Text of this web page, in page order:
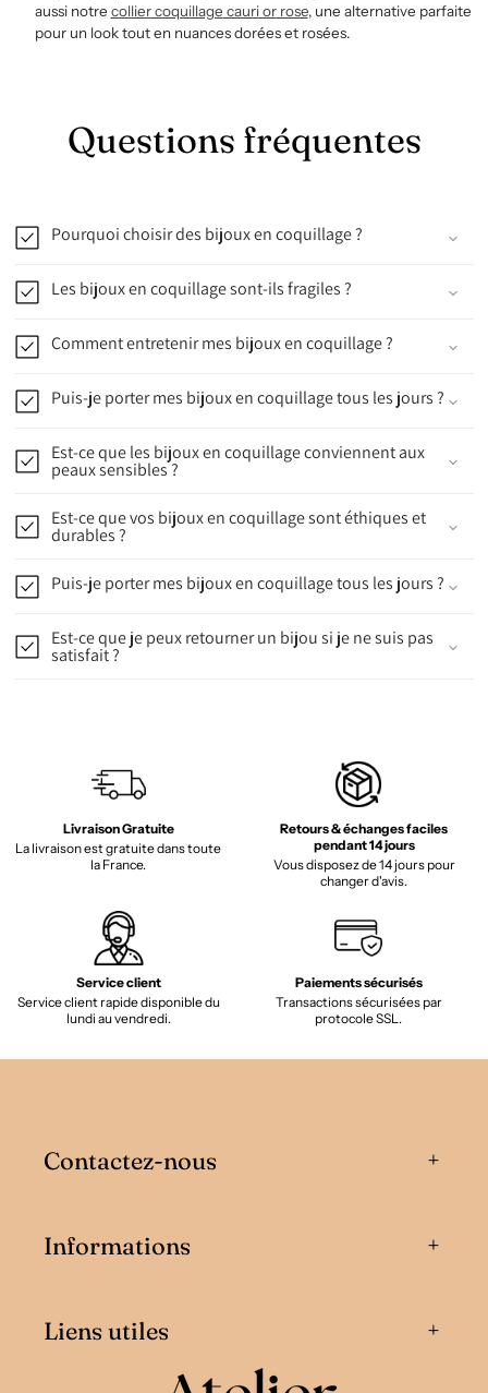
aussi notre colliercoquillage cauriorrose, une alternative parfaite
pour un look tout en nuances dorées et rosées.
Questions fréquentes
Pourquoi choisir des bijoux en coquillage ?
Les bijoux en coquillage sont-ils fragiles ?
Comment entretenir mes bijoux en coquillage ?
Puis-je porter mes bijoux en coquillage tous les jours ?
Est-ce que les bijoux en coquillage conviennent aux
peaux sensibles ?
Est-ce que vos bijoux en coquillage sont éthiques et
durables ?
Puis-je porter mes bijoux en coquillage tous les jours ?
Est-ce que je peux retourner un bijou si je ne suis pas
satisfait ?
Livraison Gratuite
La livraison est gratuite dans toute
la France.
Retours & échanges faciles
pendant 14 jours
Vous disposez de 14 jours pour
changer d'avis.
Service client
Service client rapide disponible du
lundi au vendredi.
Paiements sécurisés
Transactions sécurisées par
protocole SSL.
Contactez-nous
Informations
Liens utiles